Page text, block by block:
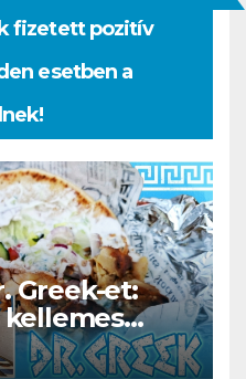
fizetett pozitív
esetben a
Greek-et:
kellemes
szívében